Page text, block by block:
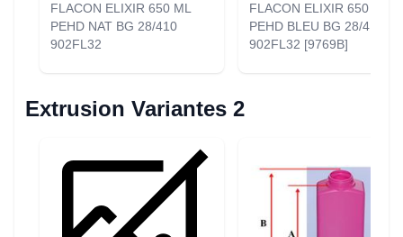
FLACON ELIXIR 650 ML
PEHD NAT BG 28/410
902FL32
FLACON ELIXIR 650 ML
PEHD BLEU BG 28/410
902FL32 [9769B]
Extrusion Variantes 2